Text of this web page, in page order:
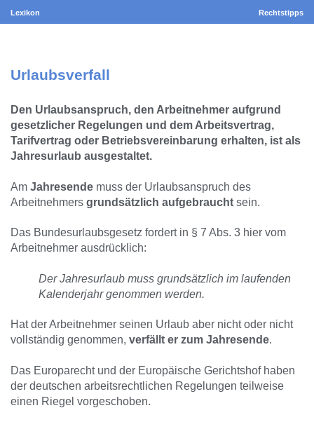
Lexikon Rechtstipps
Urlaubsverfall
Den Urlaubsanspruch, den Arbeitnehmer aufgrund
gesetzlicher Regelungen und dem Arbeitsvertrag,
Tarifvertrag oder Betriebsvereinbarung erhalten, ist als
Jahresurlaub ausgestaltet.
Am Jahresende muss der Urlaubsanspruch des
Arbeitnehmers grundsätzlich aufgebraucht sein.
Das Bundesurlaubsgesetz fordert in § 7 Abs. 3 hier vom
Arbeitnehmer ausdrücklich:
Der Jahresurlaub muss grundsätzlich im laufenden
Kalenderjahr genommen werden.
Hat der Arbeitnehmer seinen Urlaub aber nicht oder nicht
vollständig genommen, verfällt er zum Jahresende.
Das Europarecht und der Europäische Gerichtshof haben
der deutschen arbeitsrechtlichen Regelungen teilweise
einen Riegel vorgeschoben.